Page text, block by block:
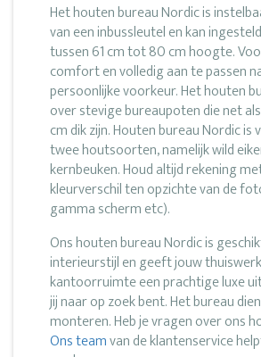
Het houten bureau Nordic is
van een inbussleutel en kan
tussen 61 cm tot 80 cm hoogte.
comfort en volledig aan te passen
persoonlijke voorkeur. Het houten
over stevige bureaupoten die net
cm dik zijn. Houten bureau Nordic is
twee houtsoorten, namelijk wild
kernbeuken. Houd altijd rekening
kleurverschil ten opzichte van de
gamma scherm etc).
Ons houten bureau Nordic is
interieurstijl en geeft jouw
kantoorruimte een prachtige luxe
jij naar op zoek bent. Het bureau
monteren. Heb je vragen over ons
Ons teamvan de klantenservice